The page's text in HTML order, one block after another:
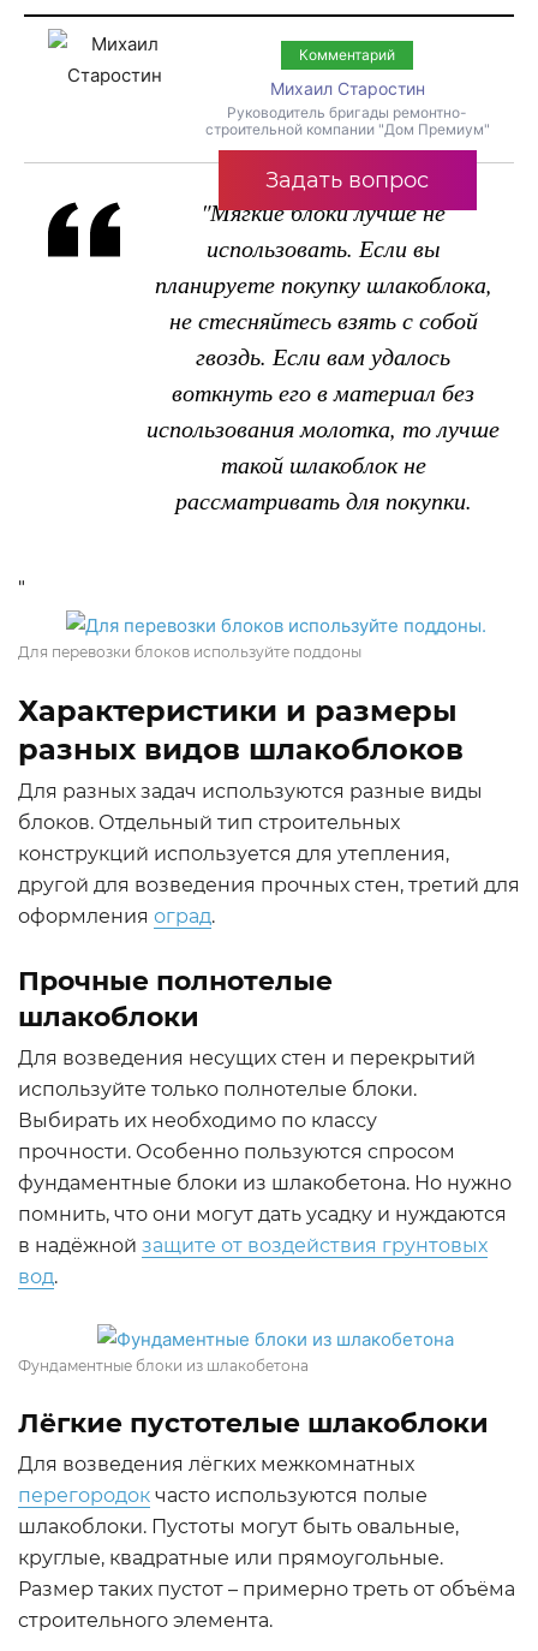
Комментарий
Михаил Старостин
Руководитель бригады ремонтно-
строительной компании "Дом Премиум"
Задать вопрос
"Мягкие блоки лучше не
использовать. Если вы
планируете покупку шлакоблока,
не стесняйтесь взять с собой
гвоздь. Если вам удалось
воткнуть его в материал без
использования молотка, то лучше
такой шлакоблок не
рассматривать для покупки.
"
Для перевозки блоков используйте поддоны
Характеристики и размеры
разных видов шлакоблоков
Для разных задач используются разные виды
блоков. Отдельный тип строительных
конструкций используется для утепления,
другой для возведения прочных стен, третий для
оформления оград.
Прочные полнотелые
шлакоблоки
Для возведения несущих стен и перекрытий
используйте только полнотелые блоки.
Выбирать их необходимо по классу
прочности. Особенно пользуются спросом
фундаментные блоки из шлакобетона. Но нужно
помнить, что они могут дать усадку и нуждаются
в надёжной защите от воздействия грунтовых
вод.
Фундаментные блоки из шлакобетона
Лёгкие пустотелые шлакоблоки
Для возведения лёгких межкомнатных
перегородок часто используются полые
шлакоблоки. Пустоты могут быть овальные,
круглые, квадратные или прямоугольные.
Размер таких пустот – примерно треть от объёма
строительного элемента.